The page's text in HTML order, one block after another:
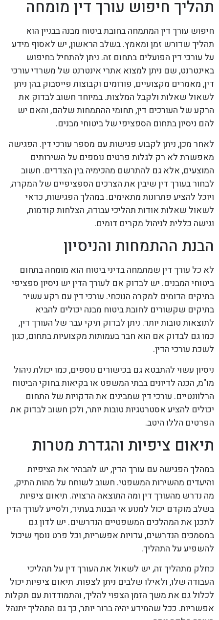
תהליך חיפוש עורך דין מומחה
חיפוש עורך דין המתמחה בחובת ביטוח מבנה בבניין הוא
תהליך שדורש זמן ומאמץ. בשלב הראשון, יש לאסוף מידע
על עורכי דין הפועלים בתחום זה. ניתן להתחיל בחיפוש
באינטרנט, שם ניתן למצוא אתרי אינטרנט של משרדי עורכי
דין, מאמרים מקצועיים, פורומים וקבוצות פייסבוק בהן ניתן
לשאול שאלות ולקבל המלצות. במיוחד חשוב לבדוק את
הרקע של העורכים דין, תחומי ההתמחות שלהם, והאם יש
להם ניסיון בתחום הספציפי של ביטוחי מבנים.
לאחר מכן, ניתן לקבוע פגישות עם מספר עורכי דין. הפגישה
מאפשרת לא רק לגלות פרטים נוספים על השירותים
המוצעים, אלא גם להתרשם מהכימיה בין הצדדים. חשוב
לבחור בעורך דין שיבין את הצרכים הספציפיים של המקרה,
ויוכל להציע פתרונות מתאימים. במהלך הפגישות, כדאי
לשאול שאלות אודות תהליכי עבודה, הצלחות קודמות,
וגישה כללית לניהול מקרים דומים.
הבנת ההתמחות והניסיון
לא כל עורך דין שמתמחה בדיני ביטוח הוא מומחה בתחום
ביטוחי המבנים. יש לבדוק אם לעורך הדין יש ניסיון ספציפי
בתיקים הדומים למקרה הנוכחי. עורכי דין עם רקע עשיר
בתיקים שקשורים לחובת ביטוח מבנה יכולים להביא
לתוצאות טובות יותר. ניתן לבדוק תיקי עבר של העורך דין,
כמו גם לבדוק אם הוא חבר בעמותות מקצועיות בתחום, כגון
לשכת עורכי הדין.
ניסיון עשוי להתבטא גם בכישורים נוספים, כמו יכולת ניהול
מו"מ, הכנה לדיונים בבתי המשפט או בקיאות בחוקי הביטוח
הרלוונטיים. עורכי דין שמבינים את הדקויות של התחום
יכולים להציע אסטרטגיות טובות יותר, ולכן חשוב לבדוק את
הפרטים הללו היטב.
תיאום ציפיות והגדרת מטרות
במהלך הפגישה עם עורך הדין, יש להבהיר את הציפיות
והיעדים מהשירות המשפטי. חשוב לשוחח על מהות התיק,
מה נדרש מהעורך דין ומה התוצאה הרצויה. תיאום ציפיות
בשלב מוקדם יכול למנוע אי הבנות בעתיד, ולסייע לעורך הדין
לתכנן את המהלכים המשפטיים הנדרשים. יש לדון גם
במסמכים הנדרשים, עדויות אפשריות, וכל פרט נוסף שיכול
להשפיע על התהליך.
כחלק מתהליך זה, יש לשאול את העורך דין על תהליכי
העבודה שלו, ולאילו שלבים ניתן לצפות. תיאום ציפיות יכול
לכלול גם את משך הזמן הצפוי להליך, והתמודדות עם תקלות
אפשריות. ככל שהמידע יהיה ברור יותר, כך גם התהליך יתנהל